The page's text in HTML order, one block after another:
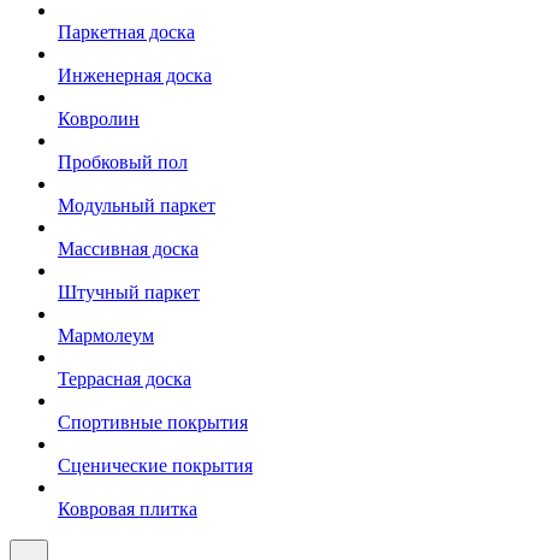
Паркетная доска
Инженерная доска
Ковролин
Пробковый пол
Модульный паркет
Массивная доска
Штучный паркет
Мармолеум
Террасная доска
Спортивные покрытия
Сценические покрытия
Ковровая плитка